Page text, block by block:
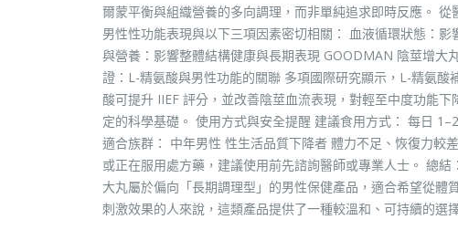
爾蒙平衡與組織營養的多向調理，而非單純追求即時反應。
男性性功能表現與以下三項因素密切相關： 血液循環狀態：
與營養：影響整體結構健康與長期表現 GOODMAN 陰莖增
證：L-精氨酸與男性功能的關聯 多項國際研究顯示，L-精氨
酸可提升 IIEF 評分，並改善陰莖血流表現，對輕至中度功能
定的科學基礎。 使用方式與安全提醒 建議食用方式： 每日
適合族群： 中年男性 性生活品質下降者 體力不足、恢復力較
或正在服用處方藥，建議使用前先諮詢醫師或專業人士。 總
大丸屬於偏向「長期調理型」的男性保健產品，適合希望從
刺激效果的人來說，這類產品提供了一種較溫和、可持續的選